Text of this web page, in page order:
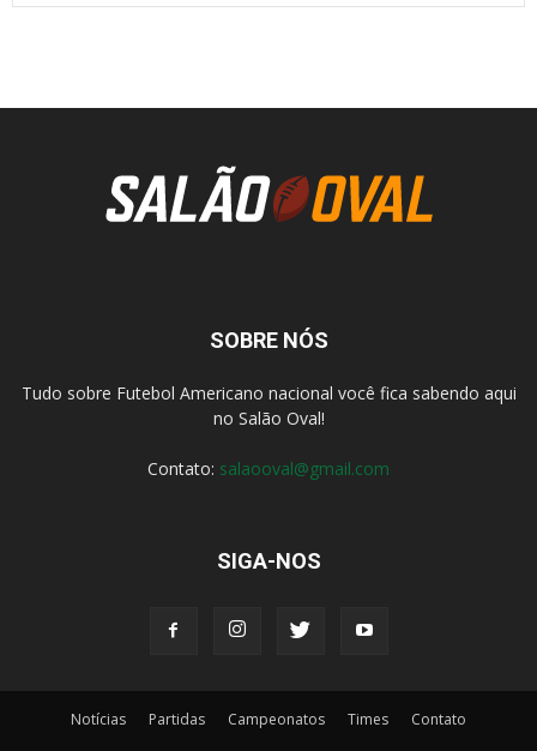
SOBRE NÓS
Tudo sobre Futebol Americano nacional você fica sabendo aqui
no Salão Oval!
Contato: salaooval@gmail.com
SIGA-NOS
Notícias Partidas Campeonatos Times Contato